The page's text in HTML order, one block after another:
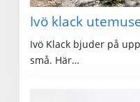
Ivö klack
Ivö Klack bjuder på
små. Här…